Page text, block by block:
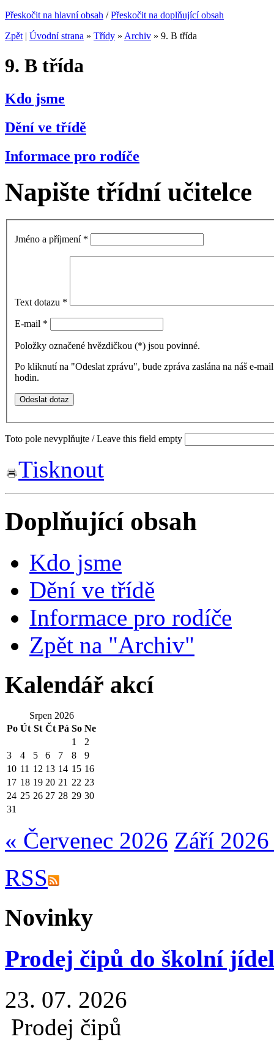
Přeskočit na hlavní obsah /Přeskočit na doplňující obsah
Zpět | Úvodní strana » Třídy » Archiv » 9. B třída
9. B třída
Kdo jsme
Dění ve třídě
Informace pro rodíče
Napište třídní učitelce
Jméno a příjmení *
Text dotazu *
E-mail *
Položky označené hvězdičkou (*) jsou povinné.
Po kliknutí na "Odeslat zprávu", bude zpráva zaslána na náš e-
hodin.
Toto pole nevyplňujte / Leave this field empty
Tisknout
Doplňující obsah
Kdo jsme
Dění ve třídě
Informace pro rodíče
Zpět na "Archiv"
Kalendář akcí
Srpen 2026
Po Út St Čt Pá So Ne
1
2
3
4 5 6 7 8
9
10 11 12 13 14 15 16
17 18 19 20 21 22 23
24 25 26 27 28 29 30
31
« Červenec 2026 Září
RSS
Novinky
Prodej čipů do školní
23. 07. 2026
Prodej čipů